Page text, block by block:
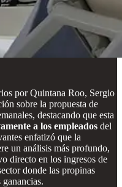
por Quintana Roo, Sergio
sobre la propuesta de
destacando que esta
a los empleados del
enfatizó que la
un análisis más profundo,
directo en los ingresos de
donde las propinas